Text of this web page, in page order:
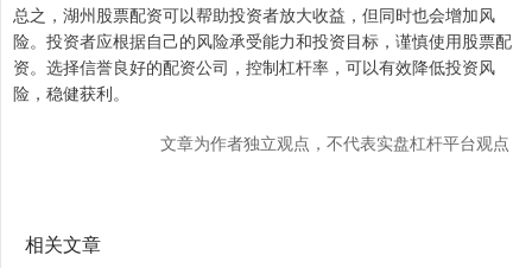
总之，湖州股票配资可以帮助投资者放大收益，但同时也会增加风
险。投资者应根据自己的风险承受能力和投资目标，谨慎使用股票配
资。选择信誉良好的配资公司，控制杠杆率，可以有效降低投资风
险，稳健获利。
文章为作者独立观点，不代表实盘杠杆平台观点
相关文章